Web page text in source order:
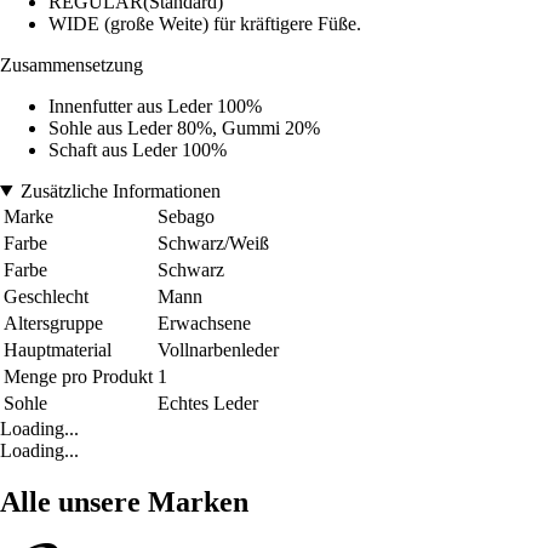
WIDE (große Weite) für kräftigere Füße.
Zusammensetzung
Innenfutter aus Leder 100%
Sohle aus Leder 80%, Gummi 20%
Schaft aus Leder 100%
Zusätzliche Informationen
Marke
Sebago
Farbe
Schwarz/Weiß
Farbe
Schwarz
Geschlecht
Mann
Altersgruppe
Erwachsene
Hauptmaterial
Vollnarbenleder
Menge pro Produkt 1
Sohle
Echtes Leder
Loading...
Loading...
Alle unsere Marken